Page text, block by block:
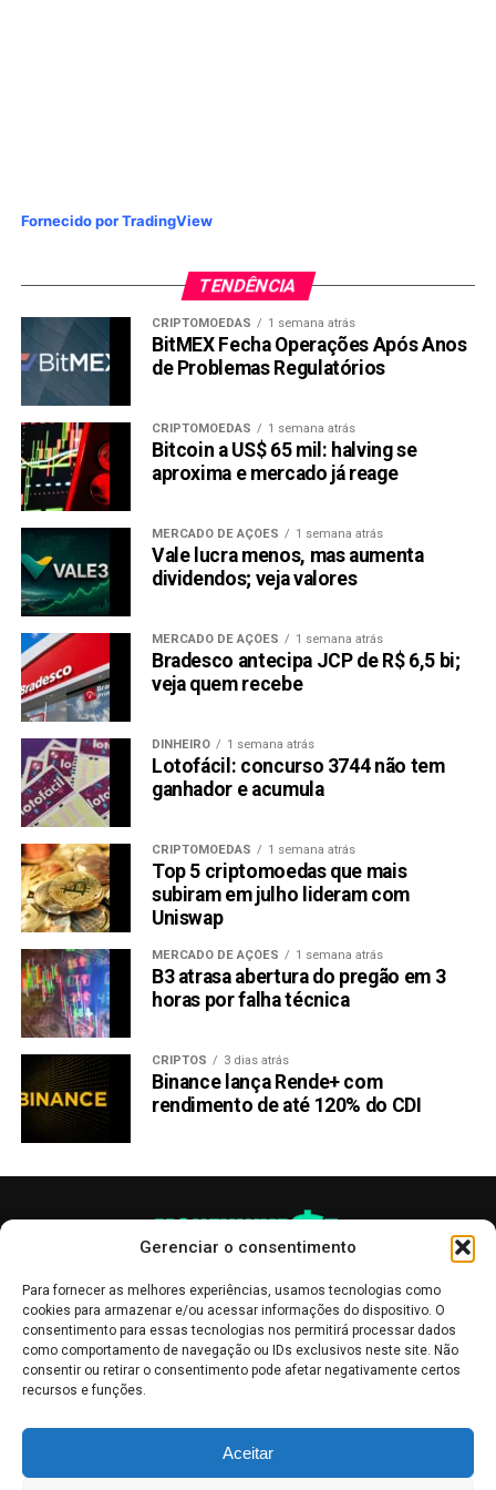
Gerenciar o consentimento
Para fornecer as melhores experiências, usamos tecnologias como
cookies para armazenar e/ou acessar informações do dispositivo. O
consentimento para essas tecnologias nos permitirá processar dados
como comportamento de navegação ou IDs exclusivos neste site. Não
consentir ou retirar o consentimento pode afetar negativamente certos
recursos e funções.
Aceitar
NÃO PERCA:
Fornecido por TradingView
TENDÊNCIA
CRIPTOMOEDAS 1 semana atrás
BitMEX Fecha Operações Após Anos
de Problemas Regulatórios
CRIPTOMOEDAS 1 semana atrás
Bitcoin a US$ 65 mil: halving se
aproxima e mercado já reage
MERCADO DE AÇÕES 1 semana atrás
Vale lucra menos, mas aumenta
dividendos; veja valores
MERCADO DE AÇÕES 1 semana atrás
Bradesco antecipa JCP de R$ 6,5 bi;
veja quem recebe
DINHEIRO 1 semana atrás
Lotofácil: concurso 3744 não tem
ganhador e acumula
CRIPTOMOEDAS 1 semana atrás
Top 5 criptomoedas que mais
subiram em julho lideram com
Uniswap
MERCADO DE AÇÕES 1 semana atrás
B3 atrasa abertura do pregão em 3
horas por falha técnica
CRIPTOS 3 dias atrás
Binance lança Rende+ com
rendimento de até 120% do CDI
informativo, servindo como boletins de divulgação, e não devem ser
interpretadas como recomendações de investimento.Leia mais